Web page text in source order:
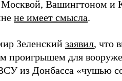
Москвой, Вашингтоном и
не имеет смысла.
Зеленский заявил, что
проигрышем для
из Донбасса «чушью